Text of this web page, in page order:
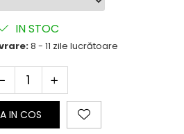
IN STOC
8 - 11 zile lucrătoare
IN COS